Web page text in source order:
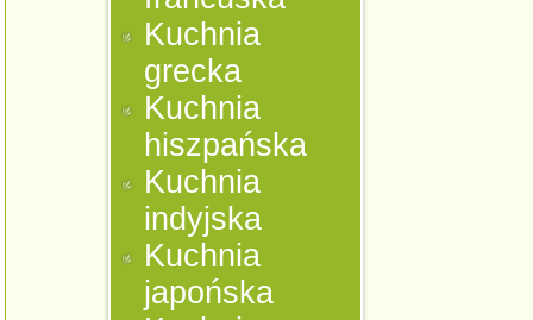
Kuchnia
grecka
Kuchnia
hiszpańska
Kuchnia
indyjska
Kuchnia
japońska